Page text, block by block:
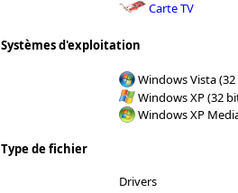
Carte TV
Systèmes d'exploitation
Windows Vista
Windows XP (32
Windows XP
Type de fichier
Drivers